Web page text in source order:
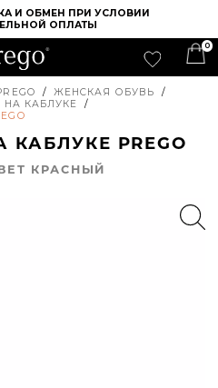
И ОБМЕН ПРИ УСЛОВИИ
ОПЛАТЫ
0
/ ЖЕНСКАЯ ОБУВЬ
/
КАБЛУКЕ
/
PREGO
КРАСНЫЙ